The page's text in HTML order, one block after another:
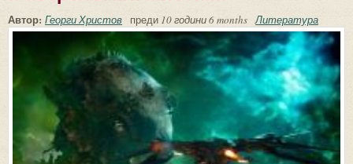
Автор: Георги Христов преди 10 години 6 months Литература